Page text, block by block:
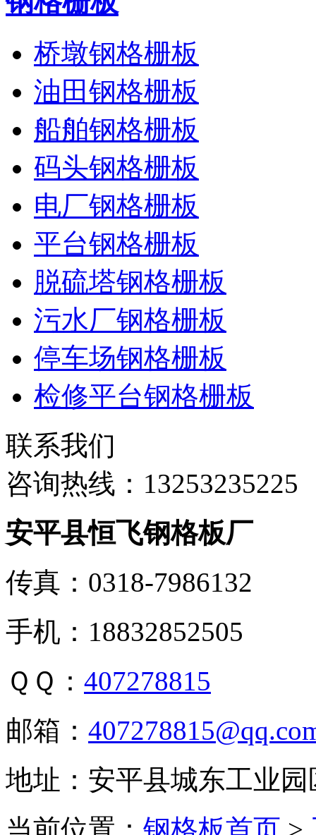
桥墩钢格栅板
油田钢格栅板
船舶钢格栅板
码头钢格栅板
电厂钢格栅板
平台钢格栅板
脱硫塔钢格栅板
污水厂钢格栅板
停车场钢格栅板
检修平台钢格栅板
联系我们
咨询热线： 13253235225
安平县恒飞钢格板厂
传真：0318-7986132
手机：18832852505
ＱＱ： 407278815
邮箱：
地址：安平县城东工业园
当前位置： 钢格板首页 >